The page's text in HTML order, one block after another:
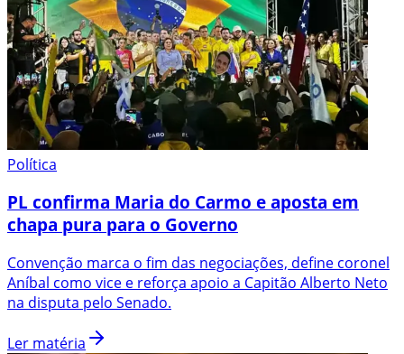
Política
PL confirma Maria do Carmo e aposta em
chapa pura para o Governo
Convenção marca o fim das negociações, define coronel
Aníbal como vice e reforça apoio a Capitão Alberto Neto
na disputa pelo Senado.
Ler matéria